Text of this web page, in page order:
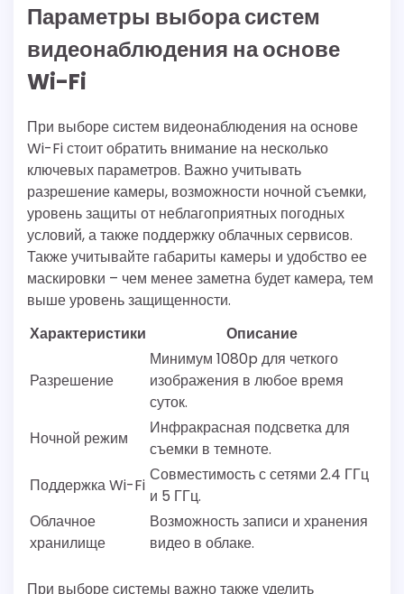
Параметры выбора систем
видеонаблюдения на основе
Wi-Fi
При выборе систем видеонаблюдения на основе
Wi-Fi стоит обратить внимание на несколько
ключевых параметров. Важно учитывать
разрешение камеры, возможности ночной съемки,
уровень защиты от неблагоприятных погодных
условий, а также поддержку облачных сервисов.
Также учитывайте габариты камеры и удобство ее
маскировки – чем менее заметна будет камера, тем
выше уровень защищенности.
Характеристики
Описание
Разрешение
Минимум 1080p для четкого
изображения в любое время
суток.
Ночной режим
Инфракрасная подсветка для
съемки в темноте.
Поддержка Wi-Fi
Совместимость с сетями 2.4 ГГц
и 5 ГГц.
Облачное
хранилище
Возможность записи и хранения
видео в облаке.
При выборе системы важно также уделить